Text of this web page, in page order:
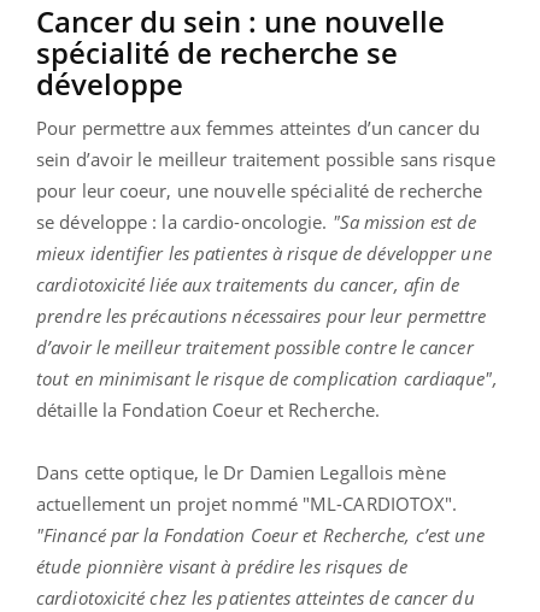
Cancer du sein : une nouvelle
spécialité de recherche se
développe
Pour permettre aux femmes atteintes d’un cancer du
sein d’avoir le meilleur traitement possible sans risque
pour leur coeur, une nouvelle spécialité de recherche
se développe : la cardio-oncologie. "Sa mission est de
mieux identifier les patientes à risque de développer une
cardiotoxicité liée aux traitements du cancer, afin de
prendre les précautions nécessaires pour leur permettre
d’avoir le meilleur traitement possible contre le cancer
tout en minimisant le risque de complication cardiaque",
détaille la Fondation Coeur et Recherche.
Dans cette optique, le Dr Damien Legallois mène
actuellement un projet nommé "ML-CARDIOTOX".
"Financé par la Fondation Coeur et Recherche, c’est une
étude pionnière visant à prédire les risques de
cardiotoxicité chez les patientes atteintes de cancer du